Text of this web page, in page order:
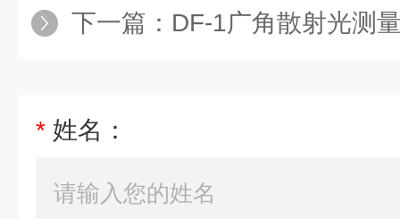
下一篇： DF-1广角散射光测
* 姓名：